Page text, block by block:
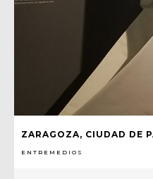
ZARAGOZA, CIUDAD DE
ENTREMEDIOS